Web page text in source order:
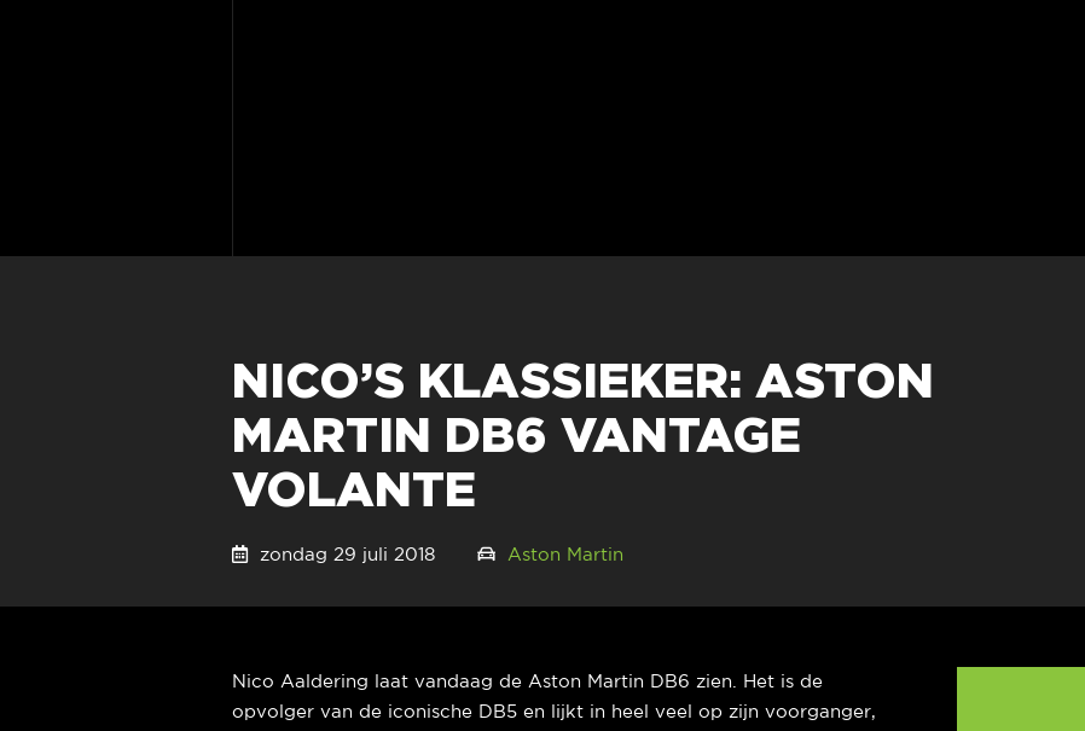
NICO’S KLASSIEKER: ASTON
MARTIN DB6 VANTAGE
VOLANTE
zondag 29 juli 2018 Aston Martin
Nico Aaldering laat vandaag de Aston Martin DB6 zien. Het is de
opvolger van de iconische DB5 en lijkt in heel veel op zijn voorganger,